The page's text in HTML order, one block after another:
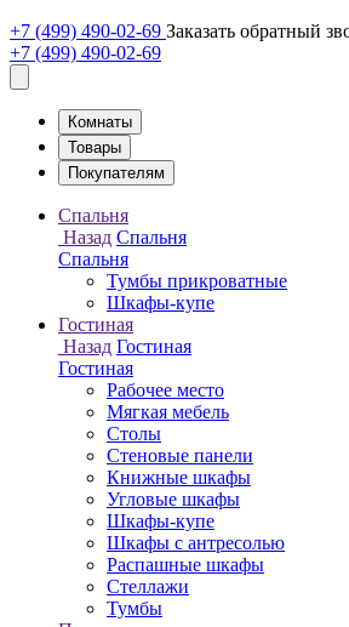
+7 (499) 490-02-69 Заказать обратный
+7 (499) 490-02-69